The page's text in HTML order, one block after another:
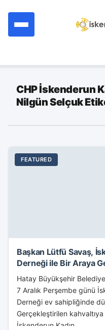
CHP İskenderun
Nilgün Selçuk
FEATURED
Başkan Lütfü Savaş,
Derneği ile Bir Araya
Hatay Büyükşehir
7 Aralık Perşembe günü
Derneği ev sahipliğinde
Gerçekleştirilen kahvaltıya
İskenderun Kadın...